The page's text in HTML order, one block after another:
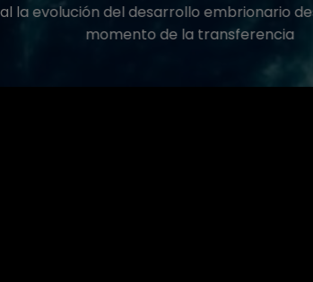
la evolución del desarrollo embrionario
momento de la transferencia